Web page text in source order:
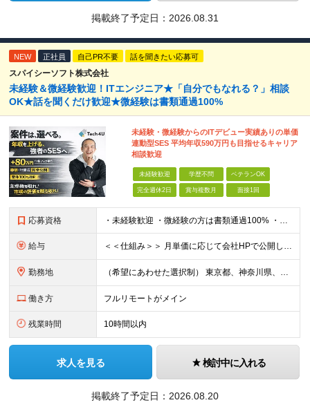
掲載終了予定日： 2026.08.31
NEW 正社員 自己PR不要 話を聞きたい応募可
スパイシーソフト株式会社
未経験＆微経験歓迎！ITエンジニア★「自分でもなれる？」相談
OK★話を聞くだけ歓迎★微経験は書類通過100%
未経験・微経験からのITデビュー実績ありの単価
連動型SES 平均年収590万円も目指せるキャリア
相談歓迎
未経験歓迎 学歴不問 ベテランOK
完全週休2日 賞与複数月 面接1回
応募資格 ・未経験歓迎 ・微経験の方は書類通過100% ・学歴不問 ※ITサポート、ヘルプデスク、テスト、運用監視などの実務に少しでも触れた経験がある方は微経験として歓迎します。 ■ こんな方を歓迎します
給与 ＜＜仕組み＞＞ 月単価に応じて会社HPで公開しているテーブルにもとづき毎月決定されます！ https://www.tech4u.dev/payroll ＜＜実績＞＞ 平均年収実績：590万円 ＜＜
勤務地 （希望にあわせた選択制） 東京都、神奈川県、埼玉県、千葉県、大阪府、兵庫県、京都府、愛知県、福岡県の各プロジェクト先 ・フル／ハイブリッドリモート案件あり ・転勤なし ・U・Iターンも歓迎＆支援可能
働き方 フルリモートがメイン
残業時間 10時間以内
求人を見る 検討中に入れる
掲載終了予定日： 2026.08.20